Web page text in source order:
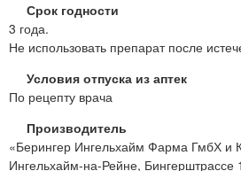
Срок годности
3 года.
Не использовать препарат после
Условия отпуска из аптек
По рецепту врача
Производитель
«Берингер Ингельхайм Фарма ГмбХ и
Ингельхайм-на-Рейне, Бингерштрассе